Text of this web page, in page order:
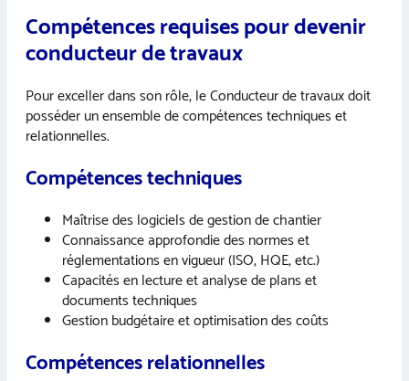
Compétences requises pour devenir
conducteur de travaux
Pour exceller dans son rôle, le Conducteur de travaux doit
posséder un ensemble de compétences techniques et
relationnelles.
Compétences techniques
Maîtrise des logiciels de gestion de chantier
Connaissance approfondie des normes et
réglementations en vigueur (ISO, HQE, etc.)
Capacités en lecture et analyse de plans et
documents techniques
Gestion budgétaire et optimisation des coûts
Compétences relationnelles